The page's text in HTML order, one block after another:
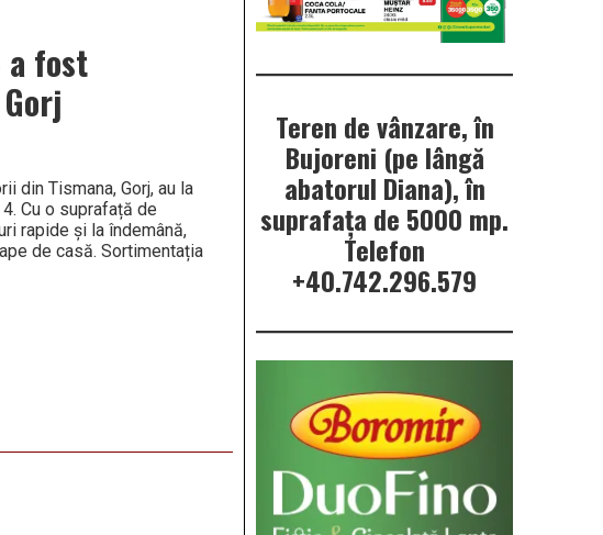
a fost
din Tismana, Gorj, au la
Cu o suprafață de
rapide și la îndemână,
de casă. Sortimentația
Teren de vânzare, în
Bujoreni (pe lângă
abatorul Diana), în
suprafața de 5000 mp.
Telefon
+40.742.296.579